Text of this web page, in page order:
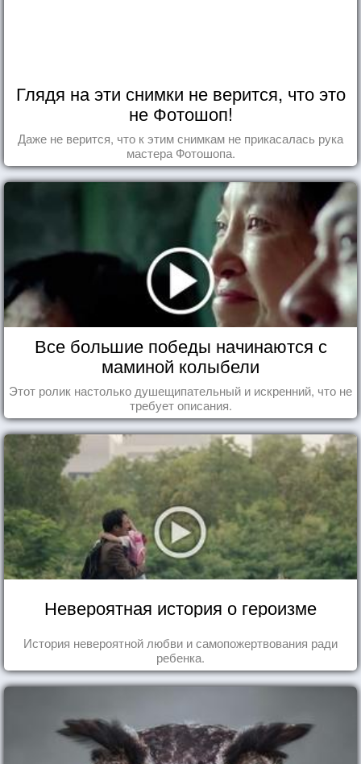
Глядя на эти снимки не верится, что это
не Фотошоп!
Даже не верится, что к этим снимкам не прикасалась рука
мастера Фотошопа.
Все большие победы начинаются с
маминой колыбели
Этот ролик настолько душещипательный и искренний, что не
требует описания.
Невероятная история о героизме
История невероятной любви и самопожертвования ради
ребенка.